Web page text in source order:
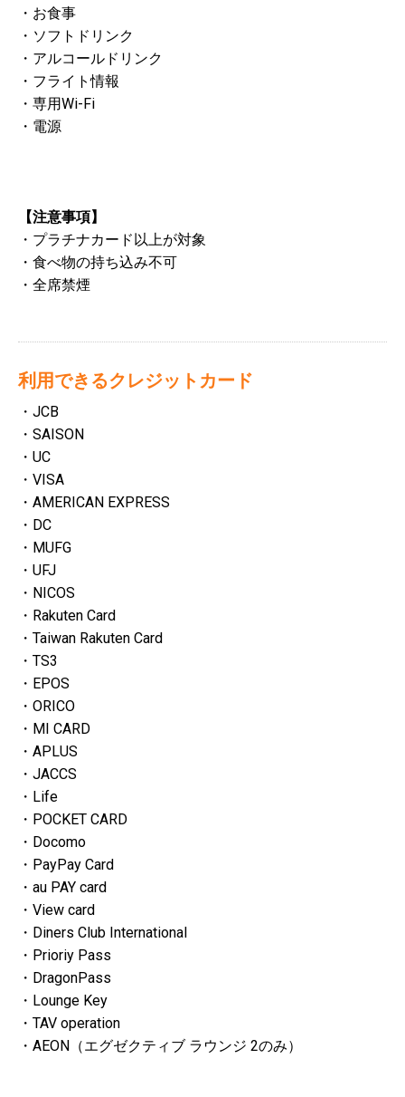
・お食事
・ソフトドリンク
・アルコールドリンク
・フライト情報
・専用Wi-Fi
・電源
【注意事項】
・プラチナカード以上が対象
・食べ物の持ち込み不可
・全席禁煙
利用できるクレジットカード
・JCB
・SAISON
・UC
・VISA
・AMERICAN EXPRESS
・DC
・MUFG
・UFJ
・NICOS
・Rakuten Card
・Taiwan Rakuten Card
・TS3
・EPOS
・ORICO
・MI CARD
・APLUS
・JACCS
・Life
・POCKET CARD
・Docomo
・PayPay Card
・au PAY card
・View card
・Diners Club International
・Prioriy Pass
・DragonPass
・Lounge Key
・TAV operation
・AEON（エグゼクティブ ラウンジ 2のみ）